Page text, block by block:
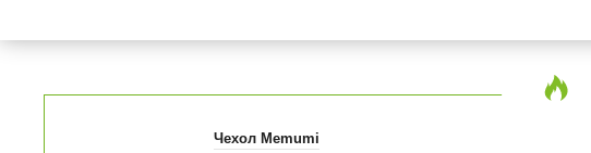
Чехол Memumi